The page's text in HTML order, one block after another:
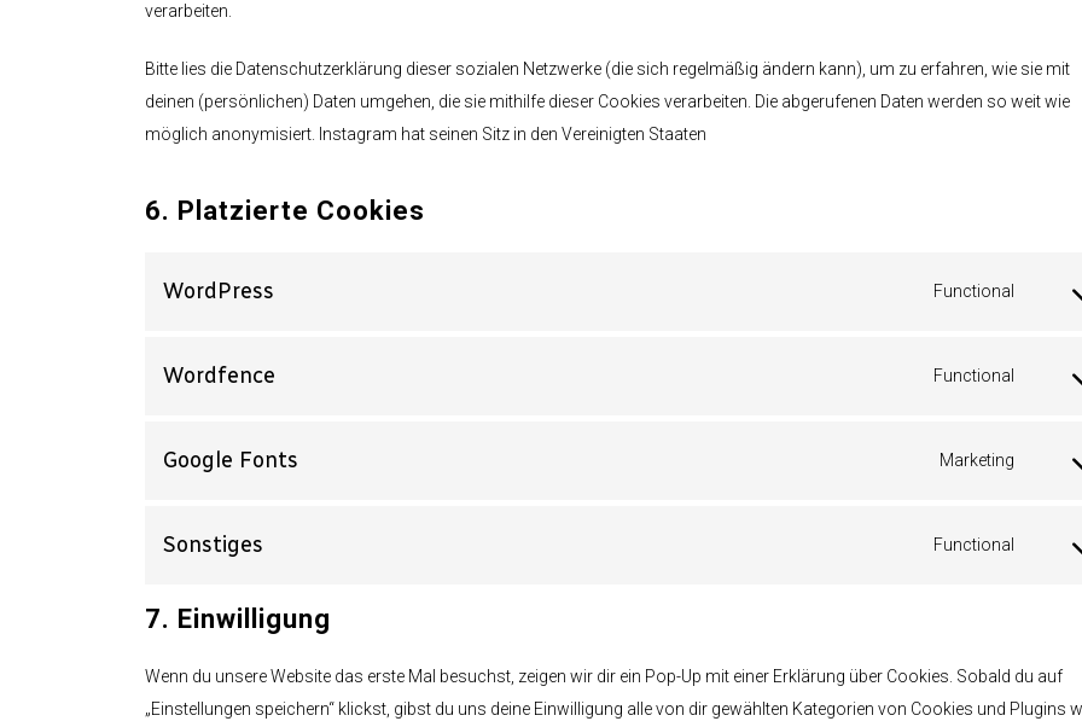
verarbeiten.
Bitte lies die Datenschutzerklärung dieser sozialen Netzwerke (die sich regelmäßig ändern kann), um zu erfahren, wie sie mit
deinen (persönlichen) Daten umgehen, die sie mithilfe dieser Cookies verarbeiten. Die abgerufenen Daten werden so weit wie
möglich anonymisiert. Instagram hat seinen Sitz in den Vereinigten Staaten
6. Platzierte Cookies
WordPress Functional
service
Wordfence Functional
service
Google Fonts Marketing
service
Sonstiges Functional
7. Einwilligung
Wenn du unsere Website das erste Mal besuchst, zeigen wir dir ein Pop-Up mit einer Erklärung über Cookies. Sobald du auf
„Einstellungen speichern“ klickst, gibst du uns deine Einwilligung alle von dir gewählten Kategorien von Cookies und Plugins